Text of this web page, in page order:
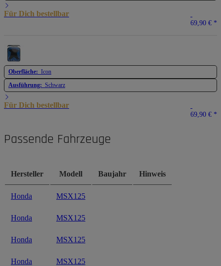
Für Dich bestellbar
69,90 € *
Oberfläche: Icon
Ausführung: Schwarz
Für Dich bestellbar
69,90 € *
Passende Fahrzeuge
Hersteller Modell Baujahr Hinweis
Honda MSX125
Honda MSX125
Honda MSX125
Honda MSX125